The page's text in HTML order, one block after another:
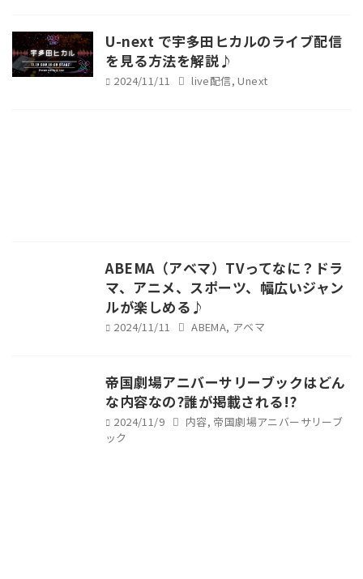
U-next で宇多田ヒカルのライブ配信
を見る方法を解説♪
2024/11/11 live配信,Unext
ABEMA（アベマ）TVってなに？ドラ
マ、アニメ、スポーツ、幅広いジャン
ルが楽しめる♪
2024/11/11 ABEMA, アベマ
帝国劇場アニバーサリーブックはどん
な内容なの?誰が掲載される!?
2024/11/9 内容, 帝国劇場アニバーサリーブ
ック